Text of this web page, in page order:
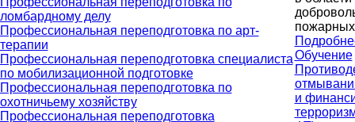
ломбардному делу
Профессиональная переподготовка по арт-
терапии
Профессиональная переподготовка специалиста
по мобилизационной подготовке
Профессиональная переподготовка по
охотничьему хозяйству
Профессиональная переподготовка
Обучение
и